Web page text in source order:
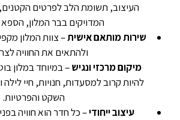
העיצוב, תשומת הלב לפרטים
המדויקים בבר המלון,
שירות מותאם אישית– צוות המלון
ולהתאים את החוויה
מיקום מרכזי ונגיש– במיוחד במלון
להיות קרוב למסעדות, חנויות, חיי לילה
השקט והפרטיות.
עיצוב ייחודי– כל חדר הוא חוויה